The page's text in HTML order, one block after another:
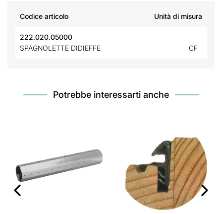
Codice articolo Unità di misura
222.020.05000
SPAGNOLETTE DIDIEFFE
CF
Potrebbe interessarti anche